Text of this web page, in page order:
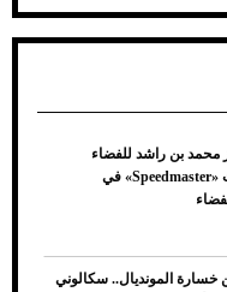
أشهر
محمد بن راشد للفضاء
يحتفيان بإرث «Speedmaster» في
خسارة المونديال.. سكالوني